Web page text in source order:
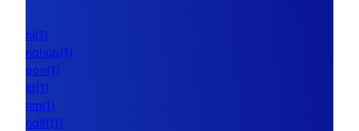
nl(1)
nohup(1)
pon(1)
ld(1)
nm(1)
ndiff(1)